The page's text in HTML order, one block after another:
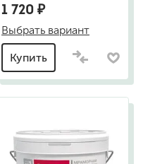
1 720 ₽
Выбрать вариант
Купить